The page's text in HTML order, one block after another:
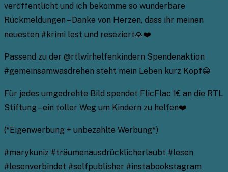
veröffentlicht und ich bekomme so wunderbare
Rückmeldungen – Danke von Herzen, dass ihr meinen
neuesten #krimi lest und reseziert🙏❤️
Passend zu der @rtlwirhelfenkindern Spendenaktion
#gemeinsamwasdrehen steht mein Leben kurz Kopf😁
Für jedes umgedrehte Bild spendet FlicFlac 1€ an die RTL
Stiftung – ein toller Weg um Kindern zu helfen❤️
(*Eigenwerbung + unbezahlte Werbung*)
#marykuniz #träumenausdrücklicherlaubt #lesen
#lesenverbindet #selfpublisher #instabookstagram